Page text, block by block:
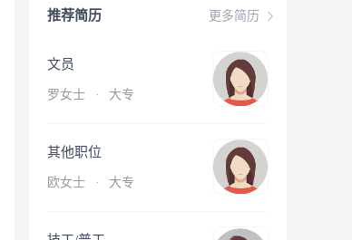
更多简历
推荐简历
文员
罗女士 · 大专
其他职位
欧女士 · 大专